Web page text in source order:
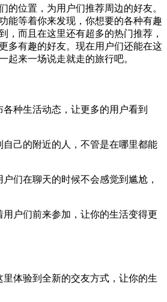
位置，为用户们推荐周边的好友。
能等着你来发现，你想要的各种有趣
，而且在这里还有超多的热门推荐，
多有趣的好友。现在用户们还能在这
起来一场说走就走的旅行吧。
种生活动态，让更多的用户看到
己的附近的人，不管是在哪里都能
在聊天的时候不会感觉到尴尬，
户们前来参加，让你的生活变得更
体验到全新的交友方式，让你的生